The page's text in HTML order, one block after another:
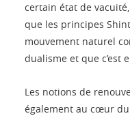
certain état de
que les principes
mouvement naturel
dualisme et que c’est
Les notions de
également au cœur